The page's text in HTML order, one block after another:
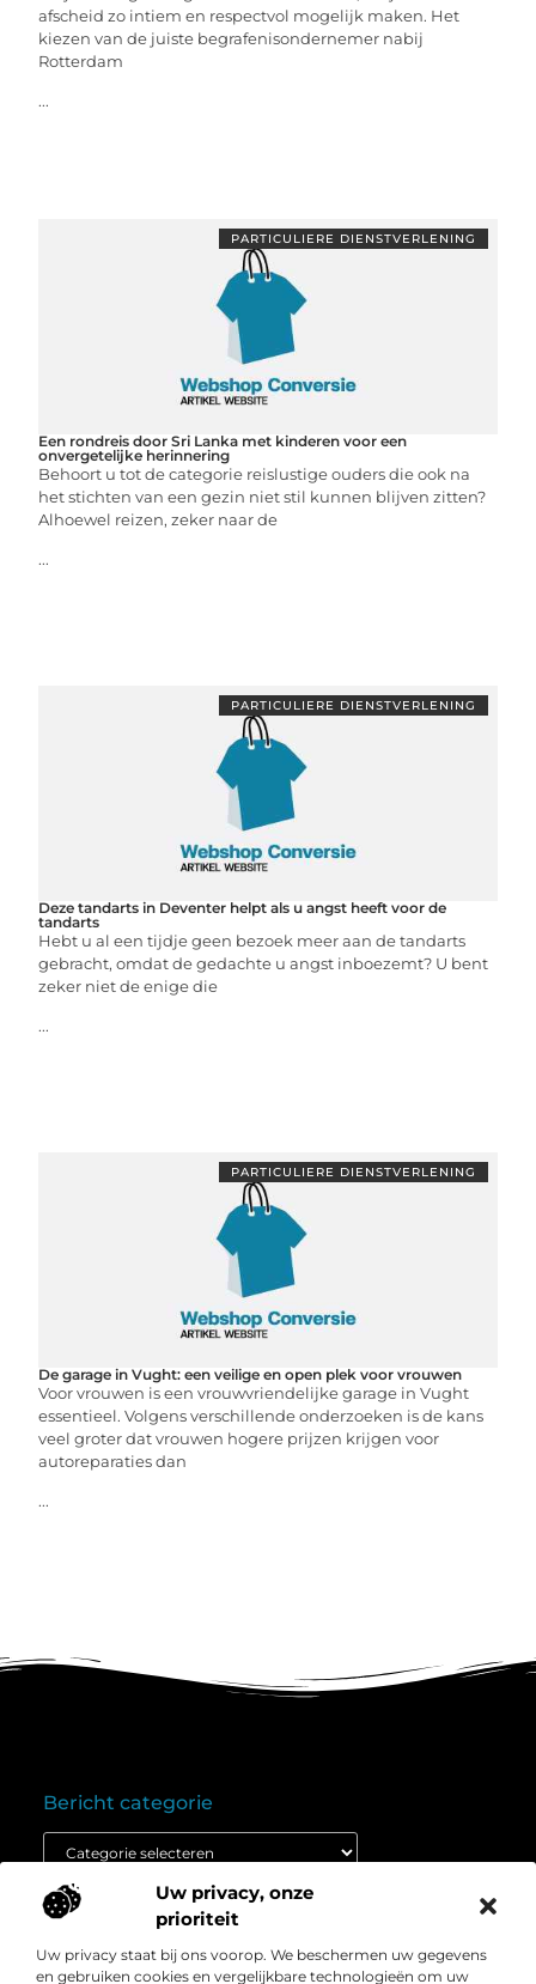
Uw privacy, onze
prioriteit
Uw privacy staat bij ons voorop. We beschermen uw gegevens
en gebruiken cookies en vergelijkbare technologieën om uw
afscheid zo intiem en respectvol mogelijk maken. Het
kiezen van de juiste begrafenisondernemer nabij
Rotterdam
...
PARTICULIERE DIENSTVERLENING
Een rondreis door Sri Lanka met kinderen voor een
onvergetelijke herinnering
Behoort u tot de categorie reislustige ouders die ook na
het stichten van een gezin niet stil kunnen blijven zitten?
Alhoewel reizen, zeker naar de
...
PARTICULIERE DIENSTVERLENING
Deze tandarts in Deventer helpt als u angst heeft voor de
tandarts
Hebt u al een tijdje geen bezoek meer aan de tandarts
gebracht, omdat de gedachte u angst inboezemt? U bent
zeker niet de enige die
...
PARTICULIERE DIENSTVERLENING
De garage in Vught: een veilige en open plek voor vrouwen
Voor vrouwen is een vrouwvriendelijke garage in Vught
essentieel. Volgens verschillende onderzoeken is de kans
veel groter dat vrouwen hogere prijzen krijgen voor
autoreparaties dan
...
Over
” Het platform voor slimme inzichten en
Onze informatie
Bericht categorie